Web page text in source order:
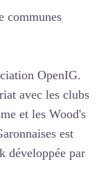
communes
OpenIG.
avec les clubs
et les Wood's
est
développée par